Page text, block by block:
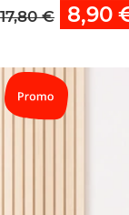
17,80 € 8,90